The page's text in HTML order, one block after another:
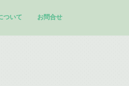
ついて お問合せ